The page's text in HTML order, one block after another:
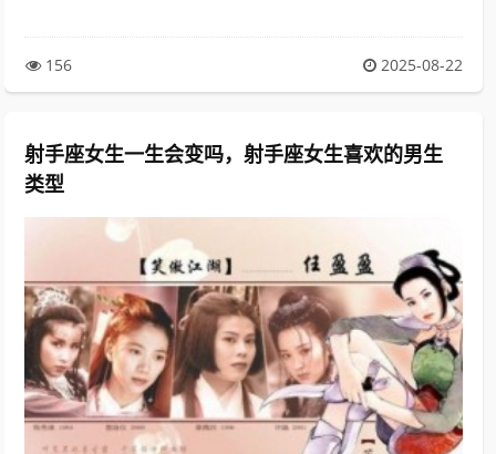
156 2025-08-22
射手座女生一生会变吗，射手座女生喜欢的男生
类型